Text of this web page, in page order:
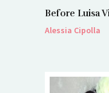
Before Luisa
Alessia Cipolla